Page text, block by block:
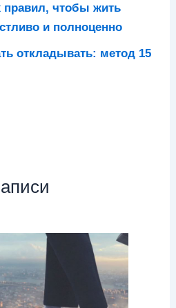
правил, чтобы жить
и полноценно
откладывать: метод 15